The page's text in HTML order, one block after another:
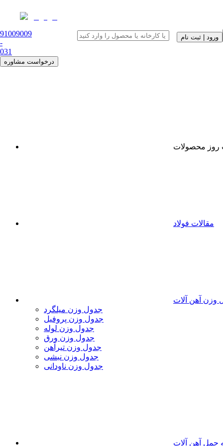
91009009
-
031
درخواست مشاوره
ورود | ثبت نام
روز محصولات
مقالات فولاد
وزن آهن آلات
جدول وزن میلگرد
جدول وزن پروفیل
جدول وزن لوله
جدول وزن ورق
جدول وزن تیرآهن
جدول وزن نبشی
جدول وزن ناودانی
حمل آهن آلات